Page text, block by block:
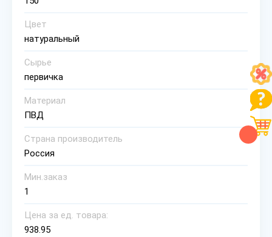
Цвет
натуральный
Сырье
первичка
Материал
ПВД
Страна производитель
Россия
Мин.заказ
1
Цена за ед. товара:
938.95